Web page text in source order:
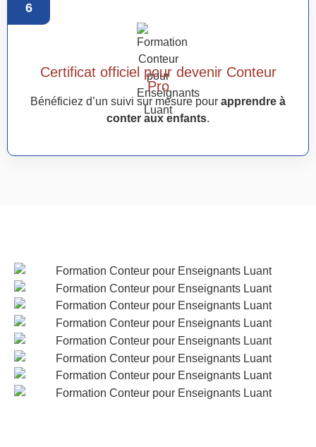
6
Certificat officiel pour devenir Conteur
Pro
Bénéficiez d’un suivi sur mesure pour apprendre à
conter aux enfants.